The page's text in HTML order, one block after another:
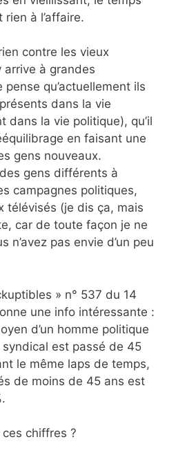
à l’affaire.
contre les vieux
arrive à grandes
qu’actuellement ils
dans la vie
dans la vie politique), qu’il
en faisant une
gens nouveaux.
gens différents à
campagnes politiques,
télévisés (je dis ça, mais
car de toute façon je ne
n’avez pas envie d’un peu
» n° 537 du 14
une info intéressante :
d’un homme politique
syndical est passé de 45
le même laps de temps,
de moins de 45 ans est
chiffres ?